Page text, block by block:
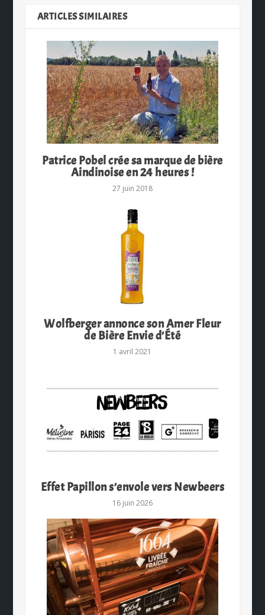
ARTICLES SIMILAIRES
Patrice Pobel crée sa marque de bière
Aindinoise en 24 heures !
27 juin 2018
Wolfberger annonce son Amer Fleur
de Bière Envie d’Été
1 avril 2021
Effet Papillon s’envole vers Newbeers
16 juin 2026